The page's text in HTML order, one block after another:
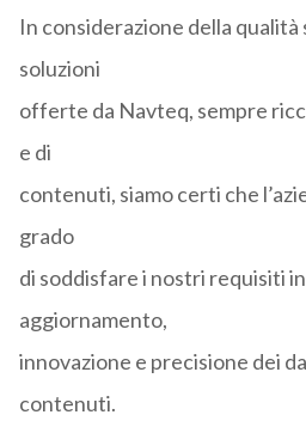
In considerazione della
soluzioni
offerte da Navteq, sempre
e di
contenuti, siamo certi che
grado
di soddisfare i nostri requisiti
aggiornamento,
innovazione e precisione dei
contenuti.